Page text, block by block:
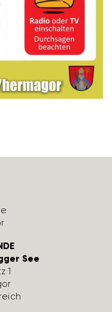
See
1